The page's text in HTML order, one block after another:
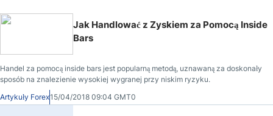
Jak Handlować z Zyskiem za Pomocą Inside
Bars
Handel za pomocą inside bars jest popularną metodą, uznawaną za doskonały
sposób na znalezienie wysokiej wygranej przy niskim ryzyku.
Artykuły Forex15/04/2018 09:04 GMT0